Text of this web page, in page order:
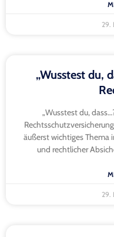
29.
„Wusstest du,
„Wusstest du,
äußerst wichtiges Thema
und rechtlicher
29.